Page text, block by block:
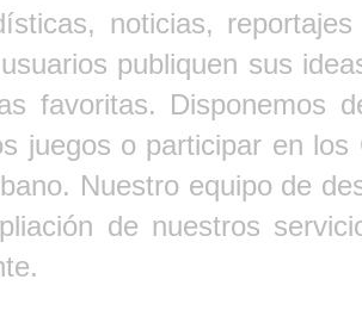
noticias,
publiquen sus
favoritas. Disponemos
juegos o participar en
Nuestro equipo de
de nuestros